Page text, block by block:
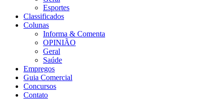
Esportes
Classificados
Colunas
Informa & Comenta
OPINIÃO
Geral
Saúde
Empregos
Guia Comercial
Concursos
Contato